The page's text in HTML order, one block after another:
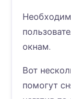
окнам.
Вот
помогут